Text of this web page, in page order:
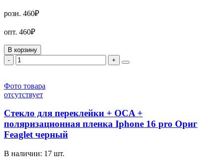
розн. 460₽
опт. 460₽
В корзину
-
+
Фото товара
отсутствует
Стекло для переклейки + OCA +
поляризационная пленка Iphone 16 pro Ориг
Feaglet черный
В наличии: 17 шт.